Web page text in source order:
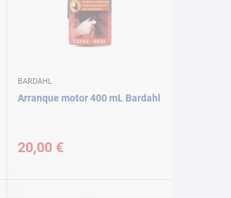
BARDAHL
Arranque motor 400 mL Bardahl
20,00 €